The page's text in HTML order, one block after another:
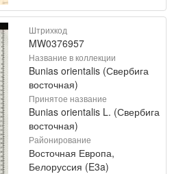
Штрихкод
MW0376957
Название в коллекции
Bunias orientalis (Свербига
восточная)
Принятое название
Bunias orientalis L. (Свербига
восточная)
Районирование
Восточная Европа,
Белоруссия (E3a)